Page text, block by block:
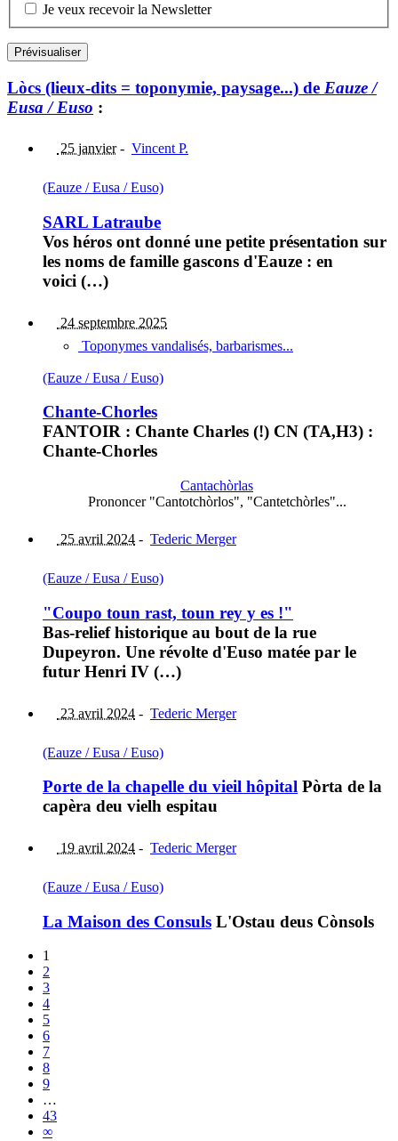
Je veux recevoir la Newsletter
Lòcs (lieux-dits = toponymie, paysage...) de Eauze /
Eusa / Euso :
25 janvier- Vincent P.
(Eauze / Eusa / Euso)
SARL Latraube
Vos héros ont donné une petite présentation sur
les noms de famille gascons d'Eauze : en
voici (…)
24 septembre 2025
Toponymes vandalisés, barbarismes...
(Eauze / Eusa / Euso)
Chante-Chorles
FANTOIR : Chante Charles (!) CN (TA,H3) :
Chante-Chorles
Cantachòrlas
Prononcer "Cantotchòrlos", "Cantetchòrles"...
25 avril 2024 - Tederic Merger
(Eauze / Eusa / Euso)
"Coupo toun rast, toun rey y es !"
Bas-relief historique au bout de la rue
Dupeyron. Une révolte d'Euso matée par le
futur Henri IV (…)
23 avril 2024 - Tederic Merger
(Eauze / Eusa / Euso)
Porte de la chapelle du vieil hôpital Pòrta de la
capèra deu vielh espitau
19 avril 2024 - Tederic Merger
(Eauze / Eusa / Euso)
La Maison des Consuls L'Ostau deus Cònsols
1
2
3
4
5
6
7
8
9
…
43
∞